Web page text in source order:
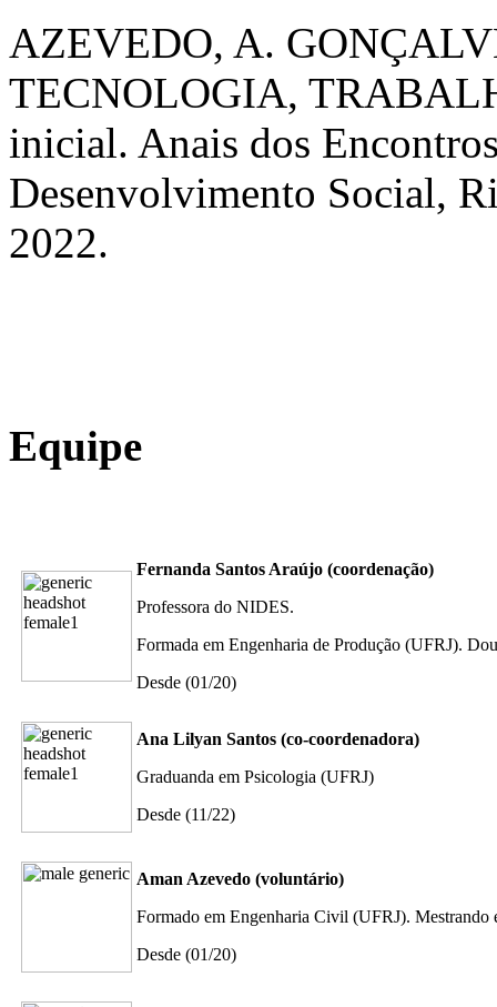
AZEVEDO, A.
TECNOLOGIA,
inicial. Anais dos
Desenvolvimento Social,
2022.
Equipe
Fernanda Santos Araújo (coordenação)
Professora do NIDES.
Formada em Engenharia de Produção (UFRJ).
Desde (01/20)
Ana Lilyan Santos (co-coordenadora)
Graduanda em Psicologia (UFRJ)
Desde (11/22)
Aman Azevedo (voluntário)
Formado em Engenharia Civil (UFRJ).
Desde (01/20)